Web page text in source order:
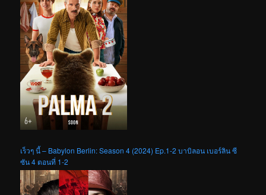
เร็วๆ นี้ – Babylon Berlin: Season 4 (2024) Ep.1-2 บาบิลอน เบอร์ลิน ซี
ซัน 4 ตอนที่ 1-2